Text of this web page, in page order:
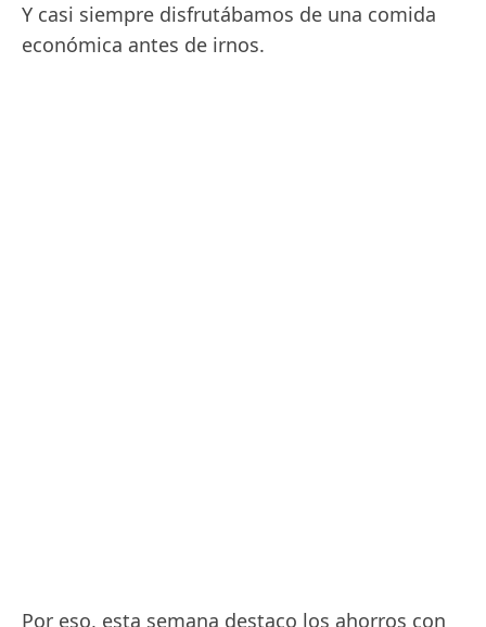
Y casi siempre disfrutábamos de una comida
económica antes de irnos.
Por eso, esta semana destaco los ahorros con